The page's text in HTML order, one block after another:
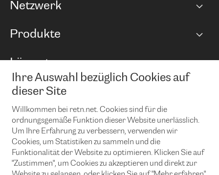
Ihre Auswahl bezüglich Cookies auf
dieser Site
Willkommen bei retn.net. Cookies sind für die
ordnungsgemäße Funktion dieser Website unerlässlich.
Um Ihre Erfahrung zu verbessern, verwenden wir
Cookies, um Statistiken zu sammeln und die
Funktionalität der Website zu optimieren. Klicken Sie auf
"Zustimmen", um Cookies zu akzeptieren und direkt zur
Netzwerk
Points of Presence
Peering-Richtlinie
RTT Map
Looking glass
Produkte
Ethernet und VPN
Remote IX
CLOUD CONNECT-Dienst
DDoS-Schutz
Flex IX
Lösungen
Managed Global Private Network
Lösungen mit BGP (Border Gateway Protocol)
Ein Port
TRANSKZ
Cybersicherheit
News und Events
Möchten Sie mit uns in Verbindung bleiben?
Email
Mit der Anmeldung für den Erhalt unserer News und Events
stimmen Sie unserenDatenschutzrichtlinienzu. Sie können diesen